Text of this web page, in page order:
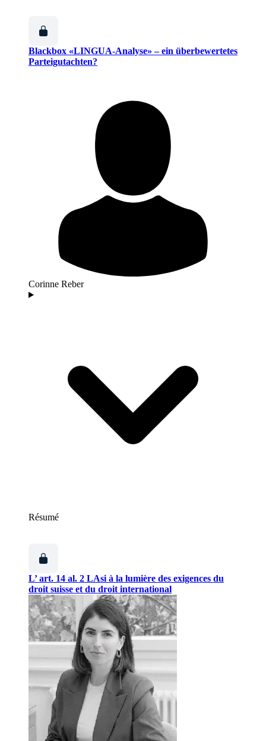
Blackbox «LINGUA-Analyse» – ein überbewertetes
Parteigutachten?
Corinne Reber
Résumé
L’ art. 14 al. 2 LAsi à la lumière des exigences du
droit suisse et du droit international